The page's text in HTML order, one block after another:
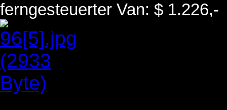
ferngesteuerter Van: $ 1.226,-